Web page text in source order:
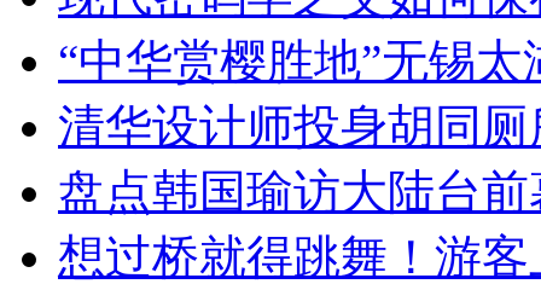
“中华赏樱胜地”无锡
清华设计师投身胡同
盘点韩国瑜访大陆台
想过桥就得跳舞！游客